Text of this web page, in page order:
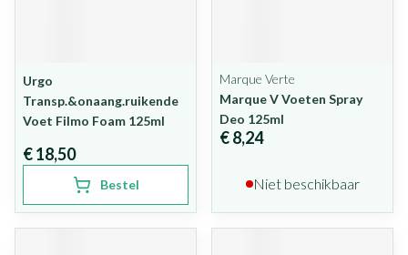
Urgo
Transp.&onaang.ruikende
Voet Filmo Foam 125ml
€ 18,50
Bestel
Marque Verte
Marque V Voeten Spray
Deo 125ml
€ 8,24
Niet beschikbaar